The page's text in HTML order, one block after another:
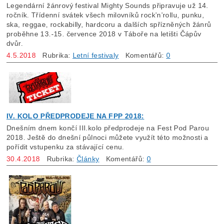
Legendární žánrový festival Mighty Sounds připravuje už 14.
ročník. Třídenní svátek všech milovníků rock’n’rollu, punku,
ska, reggae, rockabilly, hardcoru a dalších spřízněných žánrů
proběhne 13.-15. července 2018 v Táboře na letišti Čápův
dvůr.
4.5.2018 Rubrika: Letní festivaly Komentářů: 0
IV. KOLO PŘEDPRODEJE NA FPP 2018:
Dnešním dnem končí III.kolo předprodeje na Fest Pod Parou
2018. Ještě do dnešní půlnoci můžete využít této možnosti a
pořídit vstupenku za stávající cenu.
30.4.2018 Rubrika:Články Komentářů: 0